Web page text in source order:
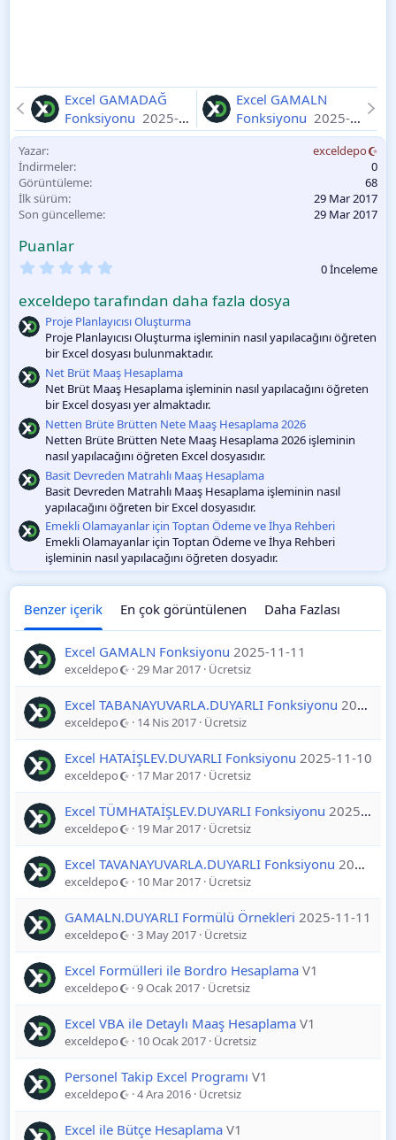
Excel GAMADAĞ
Fonksiyonu 2025-
11-11
Excel GAMALN
Fonksiyonu 2025-
11-11
Yazar
exceldepo
İndirmeler
0
Görüntüleme
68
İlk sürüm
29 Mar 2017
Son güncelleme
29 Mar 2017
Puanlar
0
O
y
l
a
m
a
0 İnceleme
exceldepo tarafından daha fazla dosya
Proje Planlayıcısı Oluşturma
Proje Planlayıcısı Oluşturma işleminin nasıl yapılacağını öğreten
bir Excel dosyası bulunmaktadır.
Net Brüt Maaş Hesaplama
Net Brüt Maaş Hesaplama işleminin nasıl yapılacağını öğreten
bir Excel dosyası yer almaktadır.
Netten Brüte Brütten Nete Maaş Hesaplama 2026
Netten Brüte Brütten Nete Maaş Hesaplama 2026 işleminin
nasıl yapılacağını öğreten Excel dosyasıdır.
Basit Devreden Matrahlı Maaş Hesaplama
Basit Devreden Matrahlı Maaş Hesaplama işleminin nasıl
yapılacağını öğreten bir Excel dosyasıdır.
Emekli Olamayanlar için Toptan Ödeme ve İhya Rehberi
Emekli Olamayanlar için Toptan Ödeme ve İhya Rehberi
işleminin nasıl yapılacağını öğreten dosyadır.
Benzer içerik En çok görüntülenen Daha Fazlası
Excel GAMALN Fonksiyonu 2025-11-11
exceldepo 29 Mar 2017 Ücretsiz
Excel TABANAYUVARLA.DUYARLI Fonksiyonu 2025-11-11
exceldepo 14 Nis 2017 Ücretsiz
Excel HATAİŞLEV.DUYARLI Fonksiyonu 2025-11-10
exceldepo 17 Mar 2017 Ücretsiz
Excel TÜMHATAİŞLEV.DUYARLI Fonksiyonu 2025-11-10
exceldepo 19 Mar 2017 Ücretsiz
Excel TAVANAYUVARLA.DUYARLI Fonksiyonu 2025-11-10
exceldepo 10 Mar 2017 Ücretsiz
GAMALN.DUYARLI Formülü Örnekleri 2025-11-11
exceldepo 3 May 2017 Ücretsiz
Excel Formülleri ile Bordro Hesaplama V1
exceldepo 9 Ocak 2017 Ücretsiz
Excel VBA ile Detaylı Maaş Hesaplama V1
exceldepo 10 Ocak 2017 Ücretsiz
Personel Takip Excel Programı V1
exceldepo 4 Ara 2016 Ücretsiz
Excel ile Bütçe Hesaplama V1